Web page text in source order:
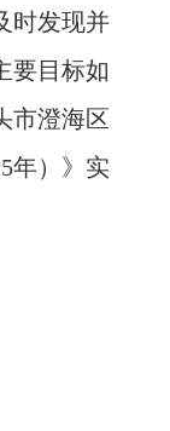
时发现并
要目标如
市澄海区
年）》实